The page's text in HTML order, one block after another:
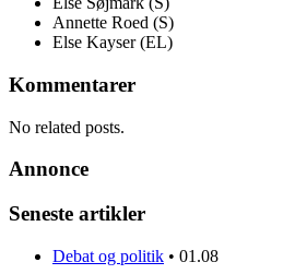
Annette Roed (S)
Else Kayser (EL)
Kommentarer
No related posts.
Annonce
Seneste artikler
Debat og politik • 01.08